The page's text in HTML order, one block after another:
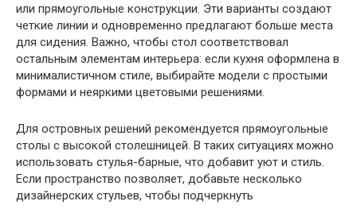
или прямоугольные конструкции. Эти варианты создают
четкие линии и одновременно предлагают больше места
для сидения. Важно, чтобы стол соответствовал
остальным элементам интерьера: если кухня оформлена в
минималистичном стиле, выбирайте модели с простыми
формами и неяркими цветовыми решениями.
Для островных решений рекомендуется прямоугольные
столы с высокой столешницей. В таких ситуациях можно
использовать стулья-барные, что добавит уют и стиль.
Если пространство позволяет, добавьте несколько
дизайнерских стульев, чтобы подчеркнуть